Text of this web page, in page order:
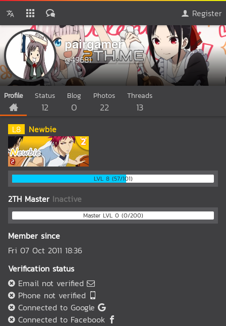
Register
pairgamer
@49681
Profile Status
12
Blog
0
Photos
22
Threads
13
L8 Newbie
LVL 8 (57/101)
2TH Master Inactive
Master LVL 0 (0/200)
Member since
Fri 07 Oct 2011 18:36
Verification status
Email not verified
Phone not verified
Connected to Google
Connected to Facebook